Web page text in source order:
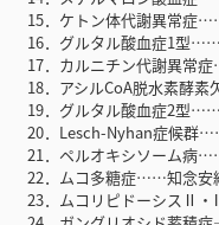
15．ケトン体代謝異常症
16．グルタル酸血症1型
17．カルニチン代謝異常
18．アシルCoA脱水素酵
19．グルタル酸血症2型
20．Lesch-Nyhan症候群
21．ペルオキシソーム病
22．ムコ多糖症……知念安
23．ムコリピドーシスⅡ